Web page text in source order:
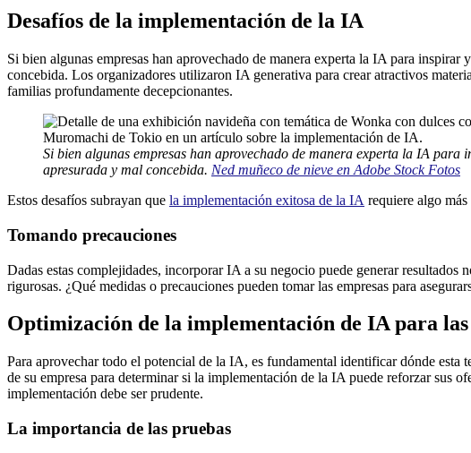
Desafíos de la implementación de la IA
Si bien algunas empresas han aprovechado de manera experta la IA para inspirar
concebida. Los organizadores utilizaron IA generativa para crear atractivos
familias profundamente decepcionantes.
Si bien algunas empresas han aprovechado de manera experta la IA
apresurada y mal concebida. Ned muñeco de nieve en Adobe Stock Fotos
Estos desafíos subrayan que la implementación exitosa de la IA requiere algo
Tomando precauciones
Dadas estas complejidades, incorporar IA a su negocio puede generar
rigurosas. ¿Qué medidas o precauciones pueden tomar las empresas para
Optimización de la implementación de IA para las
Para aprovechar todo el potencial de la IA, es fundamental identificar dónde
de su empresa para determinar si la implementación de la IA puede reforzar sus
implementación debe ser prudente.
La importancia de las pruebas